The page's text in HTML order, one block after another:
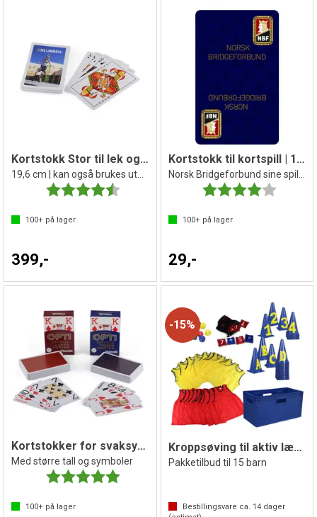
Kortstokk Stor til lek og spill
19,6 cm | kan også brukes utendørs
Karakter:
4.5 av 5 mulige
100+ på lager
399,-
Kortstokk til kortspill | 1 stk.
Norsk Bridgeforbund sine spillkort
Karakter:
100+på lager
29,-
Kortstokker for svaksynte | 2 stk.
Med større tall og symboler
Karakter:
5.0 av 5 mulige
100+ på lager
15%
Kroppsøving til aktiv læring
Pakketilbud til 15 barn
Bestillingsvare ca. 14dager